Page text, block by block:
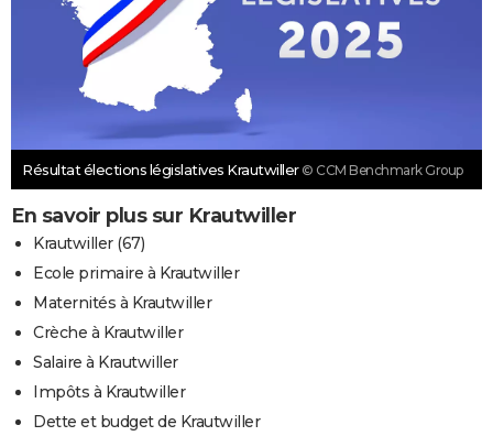
Résultat élections législatives Krautwiller © CCM Benchmark Group
En savoir plus sur Krautwiller
Krautwiller (67)
Ecole primaire à Krautwiller
Maternités à Krautwiller
Crèche à Krautwiller
Salaire à Krautwiller
Impôts à Krautwiller
Dette et budget de Krautwiller